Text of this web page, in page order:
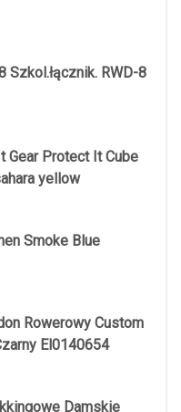
Szkol.łącznik. RWD-8
Gear Protect It Cube
yellow
Smoke Blue
Rowerowy Custom
El0140654
Damskie